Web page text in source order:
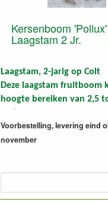
Kersenboom
Laagstam 2 Jr.
Laagstam, 2-jarig op Colt
Deze laagstam fruitboom
hoogte bereiken van 2,5
Geschikt voor goede
Foto: laagstam 2-jarig,
Voorbestelling, levering eind
november